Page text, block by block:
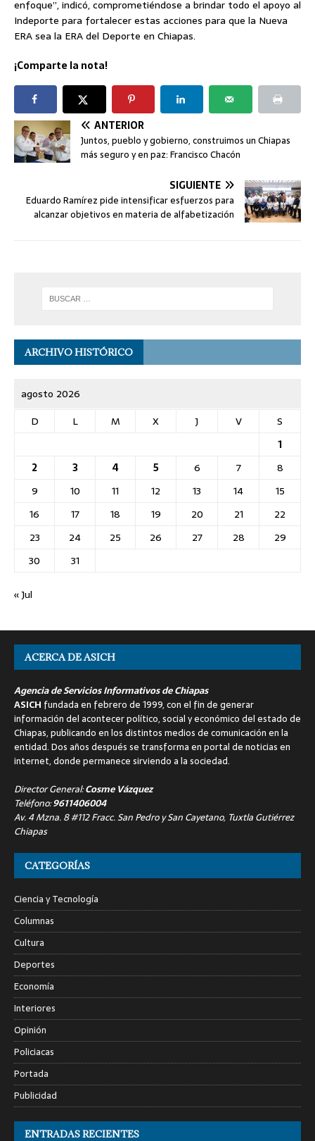
enfoque”, indicó, comprometiéndose a brindar todo el apoyo al
Indeporte para fortalecer estas acciones para que la Nueva
ERA sea la ERA del Deporte en Chiapas.
¡Comparte la nota!
ANTERIOR
Juntos, pueblo y gobierno, construimos un Chiapas
más seguro y en paz: Francisco Chacón
SIGUIENTE
Eduardo Ramírez pide intensificar esfuerzos para
alcanzar objetivos en materia de alfabetización
ARCHIVO HISTÓRICO
agosto 2026
D
L M X J V
S
1
2
3 4 5 6 7
8
9
10 11 12 13 14
15
16
17 18 19 20 21
22
23
24 25 26 27 28
29
30
31
« Jul
ACERCA DE ASICH
Agencia de Servicios Informativos de Chiapas
ASICH fundada en febrero de 1999, con el fin de generar
información del acontecer político, social y económico del estado de
Chiapas, publicando en los distintos medios de comunicación en la
entidad. Dos años después se transforma en portal de noticias en
internet, donde permanece sirviendo a la sociedad.
Director General:Cosme Vázquez
Teléfono:9611406004
Av. 4 Mzna. 8 #112 Fracc. San Pedro y San Cayetano, Tuxtla Gutiérrez
Chiapas
CATEGORÍAS
Ciencia y Tecnología
Columnas
Cultura
Deportes
Economía
Interiores
Opinión
Policiacas
Portada
Publicidad
ENTRADAS RECIENTES